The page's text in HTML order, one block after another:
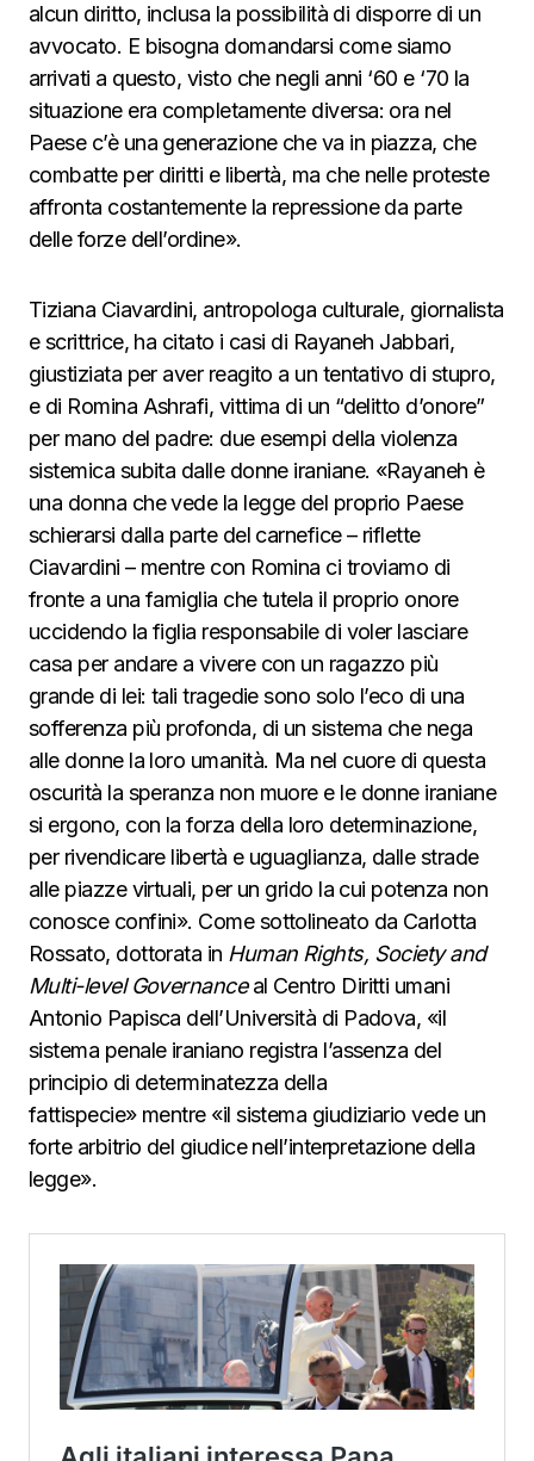
alcun diritto, inclusa la possibilità di disporre di un
avvocato. E bisogna domandarsi come siamo
arrivati a questo, visto che negli anni ‘60 e ‘70 la
situazione era completamente diversa: ora nel
Paese c’è una generazione che va in piazza, che
combatte per diritti e libertà, ma che nelle proteste
affronta costantemente la repressione da parte
delle forze dell’ordine».
Tiziana Ciavardini, antropologa culturale, giornalista
e scrittrice, ha citato i casi di Rayaneh Jabbari,
giustiziata per aver reagito a un tentativo di stupro,
e di Romina Ashrafi, vittima di un “delitto d’onore”
per mano del padre: due esempi della violenza
sistemica subita dalle donne iraniane. «Rayaneh è
una donna che vede la legge del proprio Paese
schierarsi dalla parte del carnefice – riflette
Ciavardini – mentre con Romina ci troviamo di
fronte a una famiglia che tutela il proprio onore
uccidendo la figlia responsabile di voler lasciare
casa per andare a vivere con un ragazzo più
grande di lei: tali tragedie sono solo l’eco di una
sofferenza più profonda, di un sistema che nega
alle donne la loro umanità. Ma nel cuore di questa
oscurità la speranza non muore e le donne iraniane
si ergono, con la forza della loro determinazione,
per rivendicare libertà e uguaglianza, dalle strade
alle piazze virtuali, per un grido la cui potenza non
conosce confini». Come sottolineato da Carlotta
Rossato, dottorata in Human Rights, Society and
Multi-level Governanceal Centro Diritti umani
Antonio Papisca dell’Università di Padova, «il
sistema penale iraniano registra l’assenza del
principio di determinatezza della
fattispecie» mentre «il sistema giudiziario vede un
forte arbitrio del giudice nell’interpretazione della
legge».